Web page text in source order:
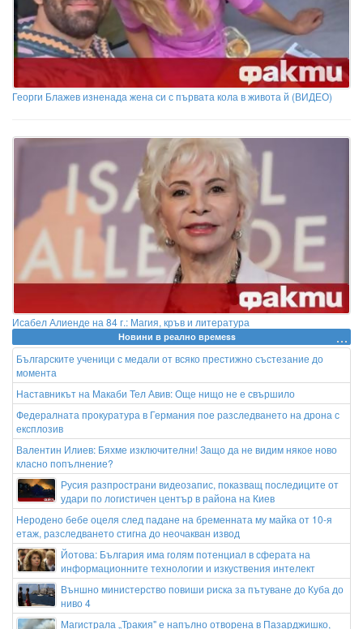
Георги Блажев изненада жена си с първата кола в живота й (ВИДЕО)
Исабел Алиенде на 84 г.: Магия, кръв и литература
Новини в реално времеss
Българските ученици с медали от всяко престижно състезание до
момента
Наставникът на Макаби Тел Авив: Още нищо не е свършило
Федералната прокуратура в Германия пое разследването на дрона с
експлозив
Валентин Илиев: Бяхме изключителни! Защо да не видим някое ново
класно попълнение?
Русия разпространи видеозапис, показващ последиците от
удари по логистичен център в района на Киев
Неродено бебе оцеля след падане на бременната му майка от 10-я
етаж, разследването стигна до неочакван извод
Йотова: България има голям потенциал в сферата на
информационните технологии и изкуствения интелект
Външно министерство повиши риска за пътуване до Куба до
ниво 4
Магистрала „Тракия" е напълно отворена в Пазарджишко,